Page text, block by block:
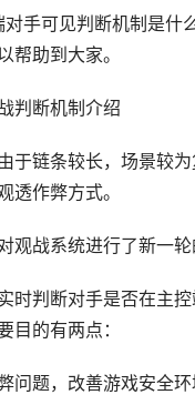
手可见判断机制是什
帮助到大家。
断机制介绍
链条较长，场景较为
透作弊方式。
战系统进行了新一轮
判断对手是否在主控
目的有两点：
题，改善游戏安全环